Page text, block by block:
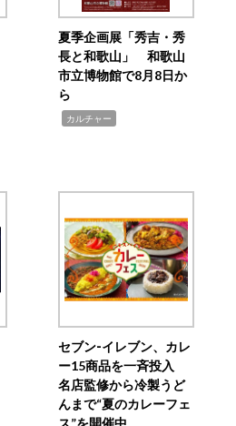
夏季企画展「秀吉・秀
長と和歌山」 和歌山
市立博物館で8月8日か
ら
カルチャー
セブン‐イレブン、カレ
ー15商品を一斉投入
名店監修から冷製うど
んまで“夏のカレーフェ